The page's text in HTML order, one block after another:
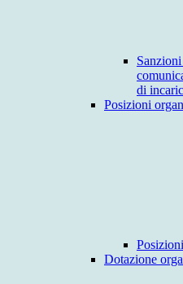
di
Posizioni
Dotazione